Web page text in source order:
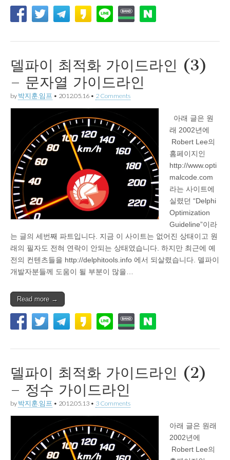
델파이 최적화 가이드라인 (3)
– 문자열 가이드라인
by 박지훈.임프 • 2012.05.16 • 2 Comments
아래 글은 원
래 2002년에
Robert Lee의
홈페이지인
http://www.opti
malcode.com
라는 사이트에
실렸던 “Delphi
Optimization
Guideline”이라
는 글의 세번째 파트입니다. 지금 이 사이트는 없어진 상태이고 원
래의 필자도 전혀 연락이 안되는 상태였습니다. 하지만 최근에 예
전의 컨텐츠들을 http://delphitools.info 에서 되살렸습니다. 델파이
개발자분들께 도움이 될 부분이 많을…
Read more →
델파이 최적화 가이드라인 (2)
– 정수 가이드라인
by 박지훈.임프 • 2012.05.13 • 3 Comments
아래 글은 원래
2002년에
Robert Lee의